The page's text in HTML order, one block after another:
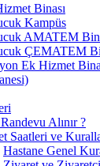
Binası
Kampüs
AMATEM
ÇEMATEM
Ek Hizmet
Alınır ?
Saatleri ve
Hastane Genel